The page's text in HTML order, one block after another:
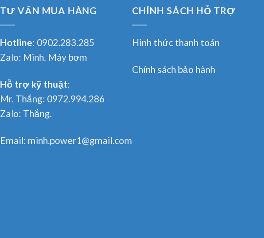
TƯ VẤN MUA HÀNG
Hotline: 0902.283.285
Zalo: Minh. Máy bơm
Hỗ trợ kỹ thuật:
Mr. Thắng: 0972.994.286
Zalo: Thắng.
Email: minh.power1@gmail.com
CHÍNH SÁCH HỖ TRỢ
Hình thức thanh toán
Chính sách bảo hành